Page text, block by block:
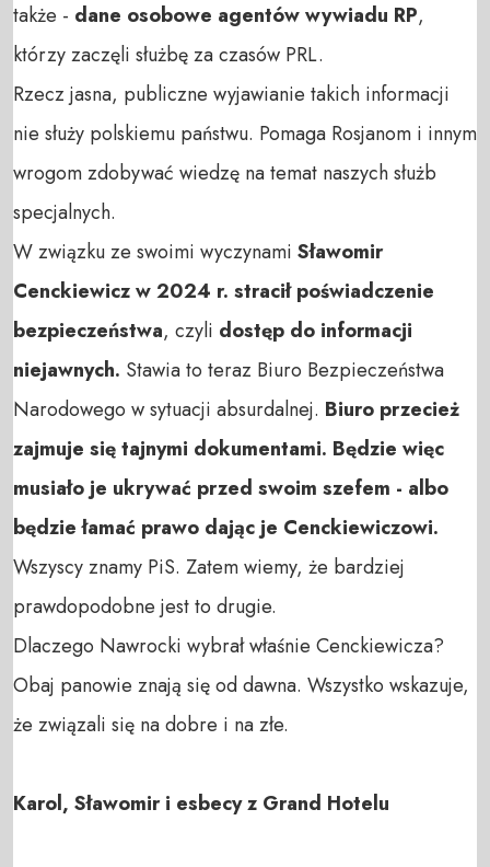
także - dane osobowe agentów wywiadu RP,
którzy zaczęli służbę za czasów PRL.
Rzecz jasna, publiczne wyjawianie takich informacji
nie służy polskiemu państwu. Pomaga Rosjanom i innym
wrogom zdobywać wiedzę na temat naszych służb
specjalnych.
W związku ze swoimi wyczynami Sławomir
Cenckiewicz w 2024 r. stracił poświadczenie
bezpieczeństwa, czyli dostęp do informacji
niejawnych. Stawia to teraz Biuro Bezpieczeństwa
Narodowego w sytuacji absurdalnej. Biuro przecież
zajmuje się tajnymi dokumentami. Będzie więc
musiało je ukrywać przed swoim szefem - albo
będzie łamać prawo dając je Cenckiewiczowi.
Wszyscy znamy PiS. Zatem wiemy, że bardziej
prawdopodobne jest to drugie.
Dlaczego Nawrocki wybrał właśnie Cenckiewicza?
Obaj panowie znają się od dawna. Wszystko wskazuje,
że związali się na dobre i na złe.
Karol, Sławomir i esbecy z Grand Hotelu